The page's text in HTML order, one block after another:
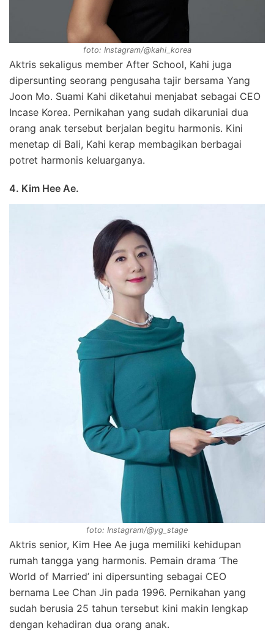
foto: Instagram/@kahi_korea
Aktris sekaligus member After School, Kahi juga
dipersunting seorang pengusaha tajir bersama Yang
Joon Mo. Suami Kahi diketahui menjabat sebagai CEO
Incase Korea. Pernikahan yang sudah dikaruniai dua
orang anak tersebut berjalan begitu harmonis. Kini
menetap di Bali, Kahi kerap membagikan berbagai
potret harmonis keluarganya.
4. Kim Hee Ae.
foto: Instagram/@yg_stage
Aktris senior, Kim Hee Ae juga memiliki kehidupan
rumah tangga yang harmonis. Pemain drama ‘The
World of Married’ ini dipersunting sebagai CEO
bernama Lee Chan Jin pada 1996. Pernikahan yang
sudah berusia 25 tahun tersebut kini makin lengkap
dengan kehadiran dua orang anak.